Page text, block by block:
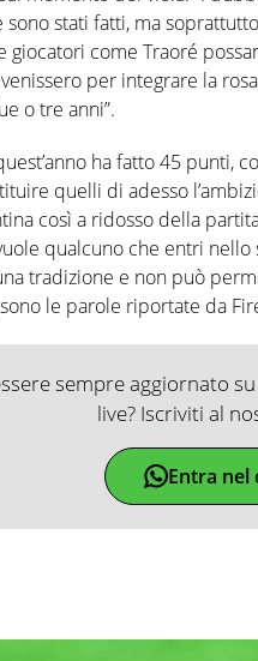
sono stati fatti, ma
giocatori come Traoré
per integrare la
o tre anni”.
ha fatto 45 punti,
quelli di adesso
così a ridosso della
qualcuno che entri
tradizione e non può
sono le parole riportate da
sempre aggiornato
live? Iscriviti al
Entra nel